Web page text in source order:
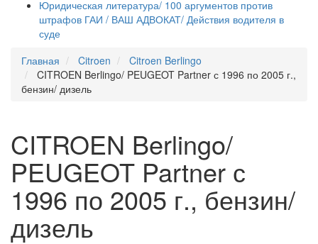
Юридическая литература/ 100 аргументов против
штрафов ГАИ / ВАШ АДВОКАТ/ Действия водителя в
суде
Главная
Citroen
Citroen Berlingo
CITROEN Berlingo/ PEUGEOT Partner с 1996 по 2005 г.,
бензин/ дизель
CITROEN Berlingo/
PEUGEOT Partner с
1996 по 2005 г., бензин/
дизель